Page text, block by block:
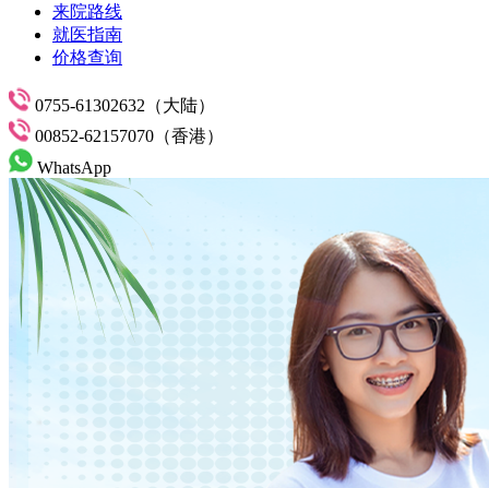
来院路线
就医指南
价格查询
0755-61302632（大陆）
00852-62157070（香港）
WhatsApp